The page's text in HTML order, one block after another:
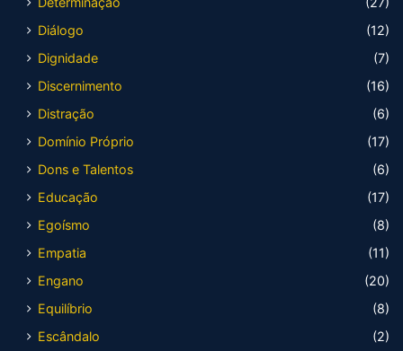
Diálogo
(12)
Dignidade
(7)
Discernimento
(16)
Distração
(6)
Domínio Próprio
(17)
Dons e Talentos
(6)
Educação
(17)
Egoísmo
(8)
Empatia
(11)
Engano
(20)
Equilíbrio
(8)
Escândalo
(2)